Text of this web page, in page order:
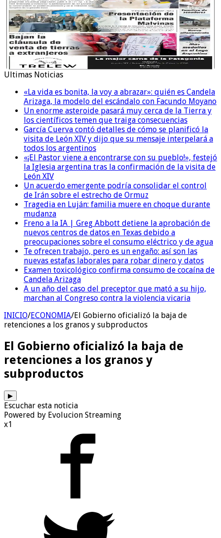
Ultimas Noticias
«La vida es bonita, la voy a abrazar»: quién es Candela
Arizaga, la modelo del escándalo con Facundo Moyano
Un enorme asteroide pasará muy cerca de la Tierra y
los científicos temen que traiga consecuencias
García Cuerva contó detalles de cómo se planificó la
visita de León XIV y dijo que su mensaje interpelará a
todos los argentinos
«¡El Pastor viene a encontrarse con su pueblo!», festejó
la Iglesia argentina tras la confirmación de la visita de
León XIV
Un acuerdo emergente podría consolidar el control
de Irán sobre el estrecho de Ormuz
Tragedia en Luján: familia muere en choque durante
mudanza
Freno a la IA | Greg Abbott detiene la aprobación de
nuevos centros de datos en Texas debido a
preocupaciones sobre el consumo eléctrico y de agua
Te ofrecen trabajo, pero es un engaño: así son las
nuevas estafas laborales para robar dinero y datos
Examen toxicológico confirma consumo de cocaína de
Candela Arizaga
A un año del caso del preceptor que mató a su hijo,
marchan al Congreso contra la violencia vicaria
INICIO/ECONOMIA/El Gobierno oficializó la baja de
retenciones a los granos y subproductos
El Gobierno oficializó la baja de
retenciones a los granos y
subproductos
▶
Escuchar esta noticia
Powered by Evolucion Streaming
x1